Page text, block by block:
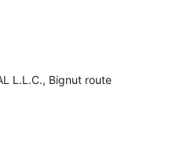
L.L.C., Bignut route